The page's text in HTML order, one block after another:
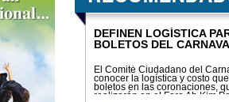
DEFINEN LOGÍSTICA
BOLETOS DEL
El Comité Ciudadano del
conocer la logística y costo
boletos en las coronaciones,
realizarán en el Foro Ah Kim